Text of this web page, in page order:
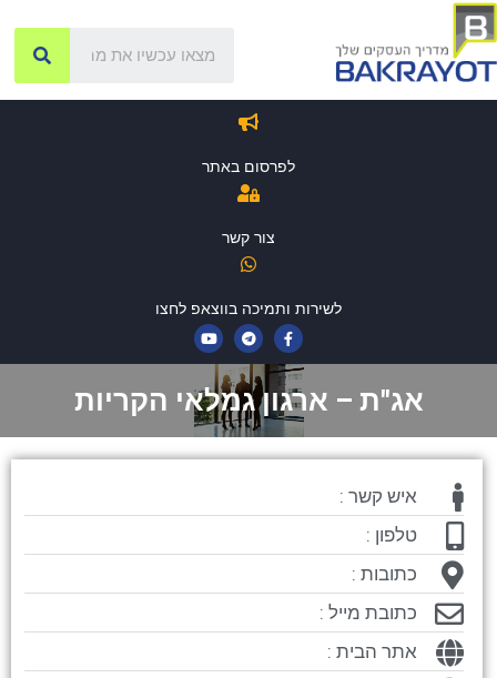
לפרסום באתר
צור קשר
לשירות ותמיכה בווצאפ לחצו
אג"ת – ארגון גמלאי הקריות
איש קשר :
טלפון :
כתובות :
כתובת מייל :
אתר הבית :